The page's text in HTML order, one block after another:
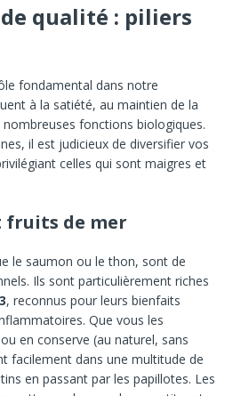
qualité : piliers
fondamental dans notre
à la satiété, au maintien de la
fonctions biologiques.
il est judicieux de diversifier vos
celles qui sont maigres et
fruits de mer
le saumon ou le thon, sont de
Ils sont particulièrement riches
, reconnus pour leurs bienfaits
Que vous les
en conserve (au naturel, sans
facilement dans une multitude de
en passant par les papillotes. Les